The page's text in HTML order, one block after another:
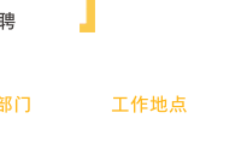
门 工作地点